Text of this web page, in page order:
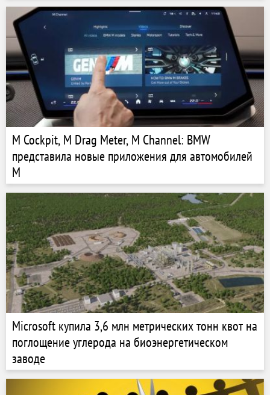
M Cockpit, M Drag Meter, M Channel: BMW
представила новые приложения для автомобилей
M
Microsoft купила 3,6 млн метрических тонн квот на
поглощение углерода на биоэнергетическом
заводе